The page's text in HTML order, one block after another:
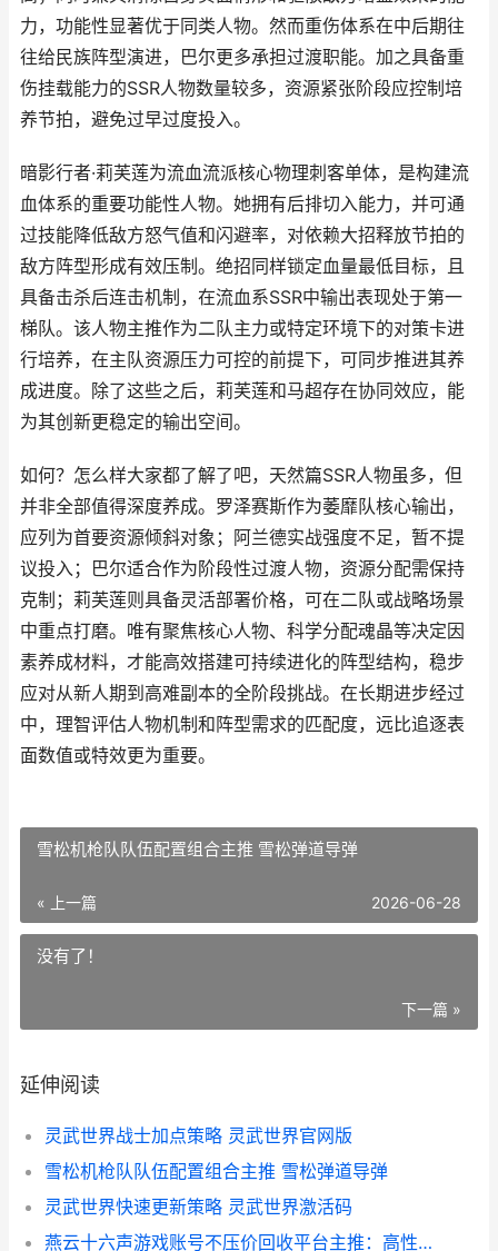
力，功能性显著优于同类人物。然而重伤体系在中后期往
往给民族阵型演进，巴尔更多承担过渡职能。加之具备重
伤挂载能力的SSR人物数量较多，资源紧张阶段应控制培
养节拍，避免过早过度投入。
暗影行者·莉芙莲为流血流派核心物理刺客单体，是构建流
血体系的重要功能性人物。她拥有后排切入能力，并可通
过技能降低敌方怒气值和闪避率，对依赖大招释放节拍的
敌方阵型形成有效压制。绝招同样锁定血量最低目标，且
具备击杀后连击机制，在流血系SSR中输出表现处于第一
梯队。该人物主推作为二队主力或特定环境下的对策卡进
行培养，在主队资源压力可控的前提下，可同步推进其养
成进度。除了这些之后，莉芙莲和马超存在协同效应，能
为其创新更稳定的输出空间。
如何？怎么样大家都了解了吧，天然篇SSR人物虽多，但
并非全部值得深度养成。罗泽赛斯作为萎靡队核心输出，
应列为首要资源倾斜对象；阿兰德实战强度不足，暂不提
议投入；巴尔适合作为阶段性过渡人物，资源分配需保持
克制；莉芙莲则具备灵活部署价格，可在二队或战略场景
中重点打磨。唯有聚焦核心人物、科学分配魂晶等决定因
素养成材料，才能高效搭建可持续进化的阵型结构，稳步
应对从新人期到高难副本的全阶段挑战。在长期进步经过
中，理智评估人物机制和阵型需求的匹配度，远比追逐表
面数值或特效更为重要。
雪松机枪队队伍配置组合主推 雪松弹道导弹
« 上一篇 2026-06-28
没有了！
下一篇 »
延伸阅读
灵武世界战士加点策略 灵武世界官网版
雪松机枪队队伍配置组合主推 雪松弹道导弹
灵武世界快速更新策略 灵武世界激活码
燕云十六声游戏账号不压价回收平台主推：高性价比交易渠道集合 燕云十六声游戏名字